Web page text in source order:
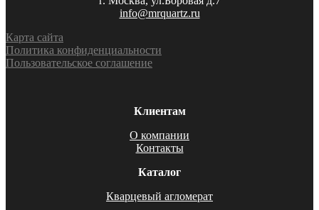
info@mrquartz.ru
Карта сайта
Политика конфиденциальности
Пользовательское соглашение
Клиентам
О компании
Контакты
Каталог
Кварцевый агломерат